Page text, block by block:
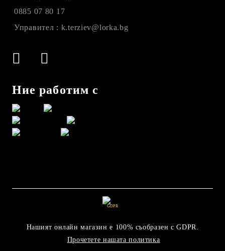
0885 07 80 17
Управител : k.terziev@lorka.bg
Ние работим с
GDPR
Нашият онлайн магазин е 100% съобразен с GDPR.
Прочетете нашата политика